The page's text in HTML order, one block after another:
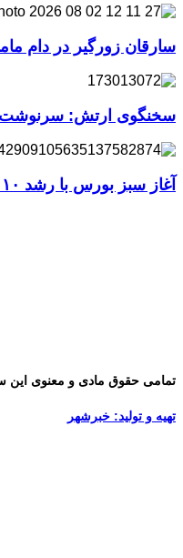
سارقان زورگیر در دام
سخنگوی ارتش: سرنوشت ۳ خلبان ما هنوز مشخص نیست
آغاز سبز بورس با رشد ۱۱۰ هزار واحدی شاخص کل
تمامی حقوق مادی و معنوی این
تهیه و تولید: خبرشهر